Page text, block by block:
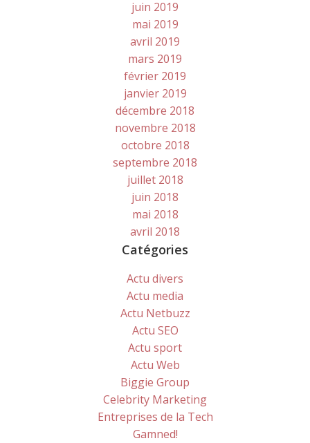
juin 2019
mai 2019
avril 2019
mars 2019
février 2019
janvier 2019
décembre 2018
novembre 2018
octobre 2018
septembre 2018
juillet 2018
juin 2018
mai 2018
avril 2018
Catégories
Actu divers
Actu media
Actu Netbuzz
Actu SEO
Actu sport
Actu Web
Biggie Group
Celebrity Marketing
Entreprises de la Tech
Gamned!